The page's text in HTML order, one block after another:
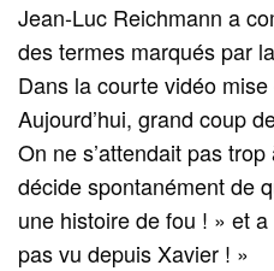
Jean‑Luc Reichmann a
des termes marqués par
Dans la courte vidéo
Aujourd’hui, grand coup
On ne s’attendait pas
décide spontanément de
une histoire de fou ! » et
pas vu depuis Xavier ! »